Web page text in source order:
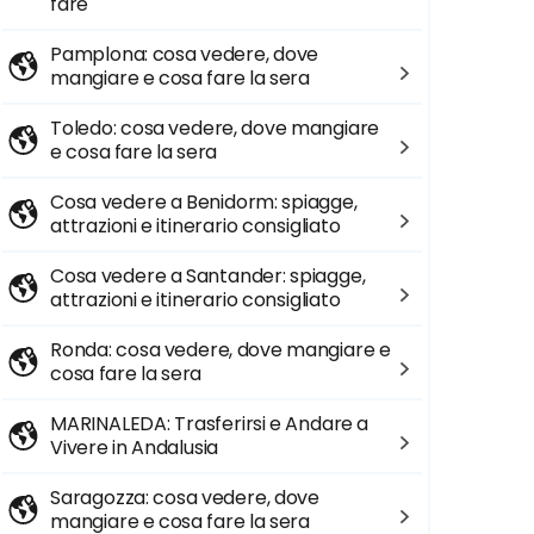
Pamplona: cosa vedere, dove
mangiare e cosa fare la sera
Toledo: cosa vedere, dove mangiare
e cosa fare la sera
Cosa vedere a Benidorm: spiagge,
attrazioni e itinerario consigliato
Cosa vedere a Santander: spiagge,
attrazioni e itinerario consigliato
Ronda: cosa vedere, dove mangiare e
cosa fare la sera
MARINALEDA: Trasferirsi e Andare a
Vivere in Andalusia
Saragozza: cosa vedere, dove
mangiare e cosa fare la sera